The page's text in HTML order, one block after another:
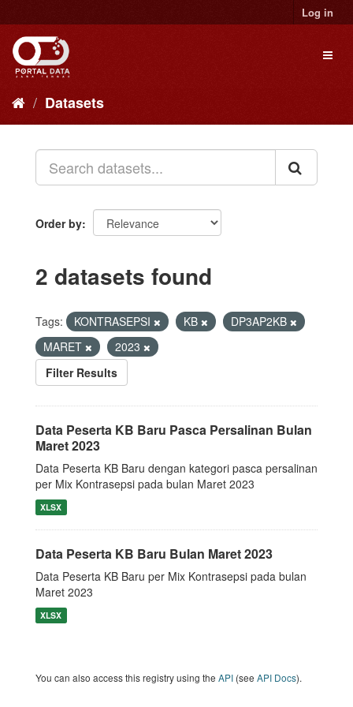
to
content
Log in
Datasets
Order by
2 datasets found
Tags: KONTRASEPSI KB
DP3AP2KB
MARET
2023
Filter Results
Data Peserta KB Baru Pasca Persalinan Bulan
Maret 2023
Data Peserta KB Baru dengan kategori pasca persalinan
per Mix Kontrasepsi pada bulan Maret 2023
XLSX
Data Peserta KB Baru Bulan Maret 2023
Data Peserta KB Baru per Mix Kontrasepsi pada bulan
Maret 2023
XLSX
You can also access this registry using the API (see API Docs).